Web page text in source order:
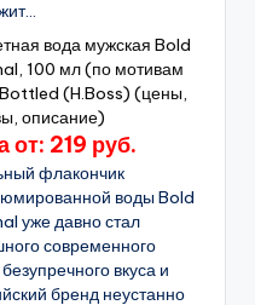
вода мужская Bold
100 мл (по мотивам
(H.Boss) (цены,
описание)
от: 219 руб.
флакончик
воды Bold
уже давно стал
современного
вкуса и
бренд неустанно